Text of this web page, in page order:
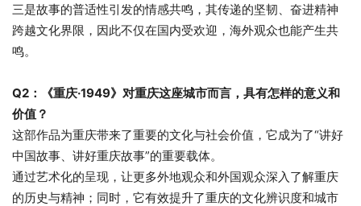
三是故事的普适性引发的情感共鸣，其传递的坚韧、奋进精神
跨越文化界限，因此不仅在国内受欢迎，海外观众也能产生共
鸣。
Q2：《重庆·1949》对重庆这座城市而言，具有怎样的意义和
价值？
这部作品为重庆带来了重要的文化与社会价值，它成为了“讲好
中国故事、讲好重庆故事”的重要载体。
通过艺术化的呈现，让更多外地观众和外国观众深入了解重庆
的历史与精神；同时，它有效提升了重庆的文化辨识度和城市